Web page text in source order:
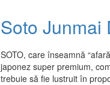
Soto Junmai
SOTO, care înseamnă
japonez super premium,
trebuie să fie lustruit în